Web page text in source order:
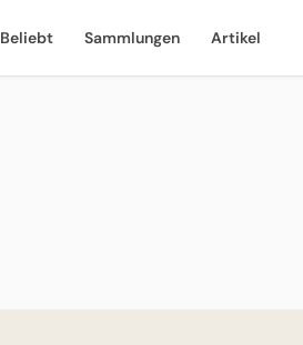
Beliebt Sammlungen Artikel